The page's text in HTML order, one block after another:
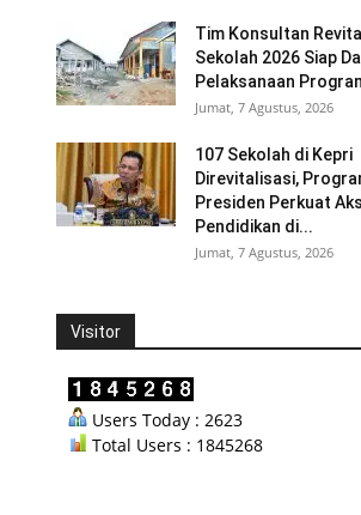
Tim Konsultan
Sekolah 2026 Siap
Pelaksanaan
Jumat, 7 Agustus, 2026
107 Sekolah di Kepri
Direvitalisasi,
Presiden Perkuat
Pendidikan di...
Jumat, 7 Agustus, 2026
Visitor
Users Today : 2623
Total Users : 1845268